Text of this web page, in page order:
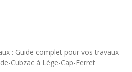
: Guide complet pour vos travaux
Cubzac à Lège-Cap-Ferret